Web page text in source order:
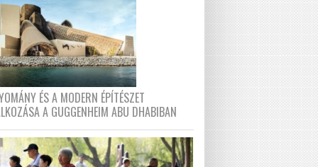
ÉS A MODERN ÉPÍTÉSZET
A GUGGENHEIM ABU DHABIBAN